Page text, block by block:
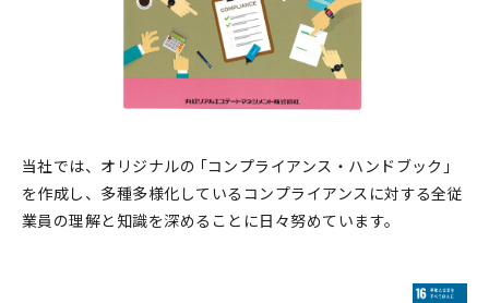
当社では、オリジナルの「コンプライアンス・ハンドブック」
を作成し、多種多様化しているコンプライアンスに対する全従
業員の理解と知識を深めることに日々努めています。